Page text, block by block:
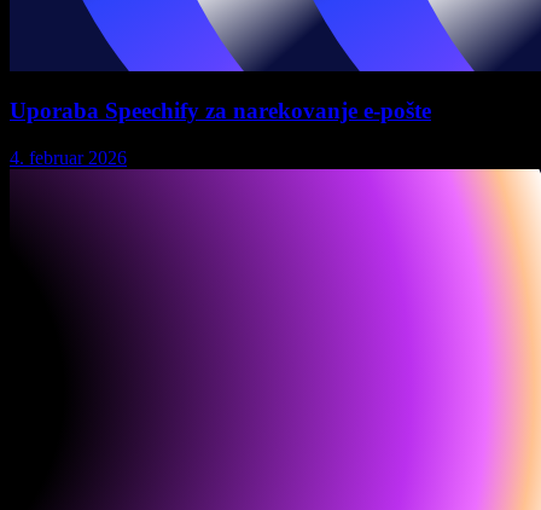
Uporaba Speechify za narekovanje e-pošte
4. februar 2026